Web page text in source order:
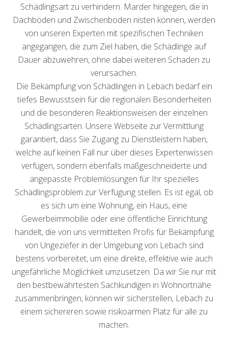
Schädlingsart zu verhindern. Marder hingegen, die in
Dachböden und Zwischenböden nisten können, werden
von unseren Experten mit spezifischen Techniken
angegangen, die zum Ziel haben, die Schädlinge auf
Dauer abzuwehren, ohne dabei weiteren Schaden zu
verursachen.
Die Bekämpfung von Schädlingen in Lebach bedarf ein
tiefes Bewusstsein für die regionalen Besonderheiten
und die besonderen Reaktionsweisen der einzelnen
Schädlingsarten. Unsere Webseite zur Vermittlung
garantiert, dass Sie Zugang zu Dienstleistern haben,
welche auf keinen Fall nur über dieses Expertenwissen
verfügen, sondern ebenfalls maßgeschneiderte und
angepasste Problemlösungen für Ihr spezielles
Schädlingsproblem zur Verfügung stellen. Es ist egal, ob
es sich um eine Wohnung, ein Haus, eine
Gewerbeimmobilie oder eine öffentliche Einrichtung
handelt, die von uns vermittelten Profis für Bekämpfung
von Ungeziefer in der Umgebung von Lebach sind
bestens vorbereitet, um eine direkte, effektive wie auch
ungefährliche Möglichkeit umzusetzen. Da wir Sie nur mit
den bestbewährtesten Sachkundigen in Wohnortnähe
zusammenbringen, können wir sicherstellen, Lebach zu
einem sichereren sowie risikoarmen Platz für alle zu
machen.